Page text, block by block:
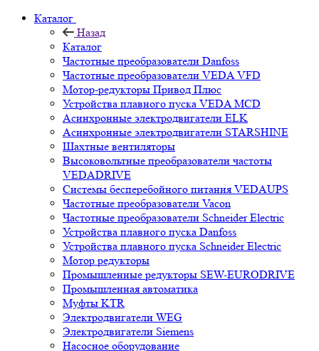
Каталог
Назад
Каталог
Частотные преобразователи Danfoss
Частотные преобразователи VEDA VFD
Мотор-редукторы Привод Плюс
Устройства плавного пуска VEDA MCD
Асинхронные электродвигатели ELK
Асинхронные электродвигатели STARSHINE
Шахтные вентиляторы
Высоковольтные преобразователи частоты
VEDADRIVE
Системы бесперебойного питания VEDAUPS
Частотные преобразователи Vacon
Частотные преобразователи Schneider Electric
Устройства плавного пуска Danfoss
Устройства плавного пуска Schneider Electric
Мотор редукторы
Промышленные редукторы SEW-EURODRIVE
Промышленная автоматика
Муфты KTR
Электродвигатели WEG
Электродвигатели Siemens
Насосное оборудование